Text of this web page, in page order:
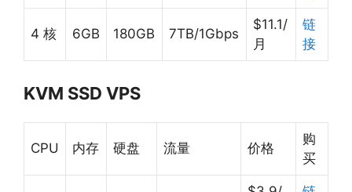
4 核 6GB 180GB 7TB/1Gbps
$11.1/
月
链
接
KVM SSD VPS
CPU 内存 硬盘 流量 价格
购
买